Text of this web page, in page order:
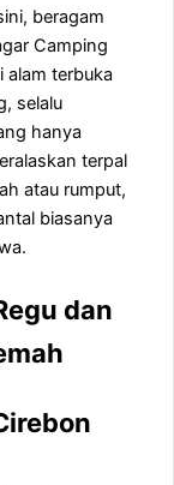
beragam
Camping
alam terbuka
selalu
hanya
terpal
atau rumput,
biasanya
dan